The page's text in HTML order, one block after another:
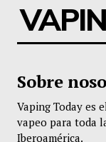
Sobre
Vaping Today es
vapeo para toda
Iberoamérica.